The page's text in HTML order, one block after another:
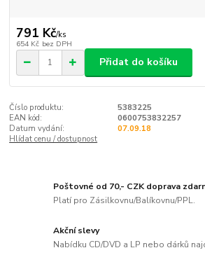
791 Kč/ks
654 Kč bez DPH
Přidat do košíku
Číslo produktu:
5383225
EAN kód:
0600753832257
Datum vydání:
07.09.18
Hlídat cenu / dostupnost
Poštovné od 70,- CZK doprava
Platí pro Zásilkovnu/Balíkovnu/PPL.
Akční slevy
Nabídku CD/DVD a LP nebo dárků